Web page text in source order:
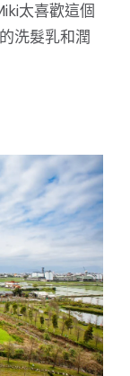
太喜歡這個
洗髮乳和潤